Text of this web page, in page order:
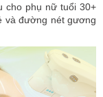
cho phụ nữ tuổi 30+
và đường nét gương